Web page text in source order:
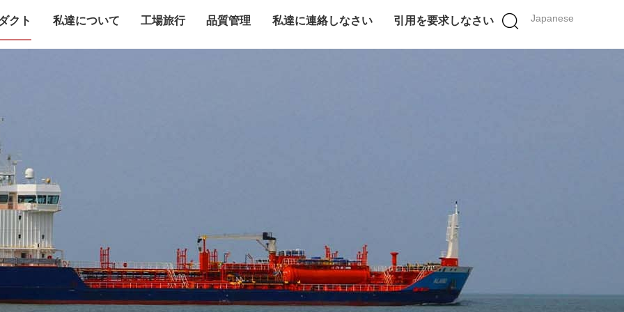
Japanese
クト 私達について 工場旅行 品質管理 私達に連絡しなさい 引用を要求しなさい